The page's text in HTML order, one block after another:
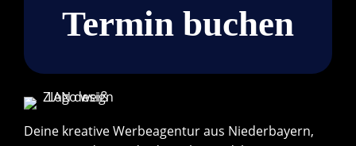
Termin buchen
Deine kreative Werbeagentur aus Niederbayern,